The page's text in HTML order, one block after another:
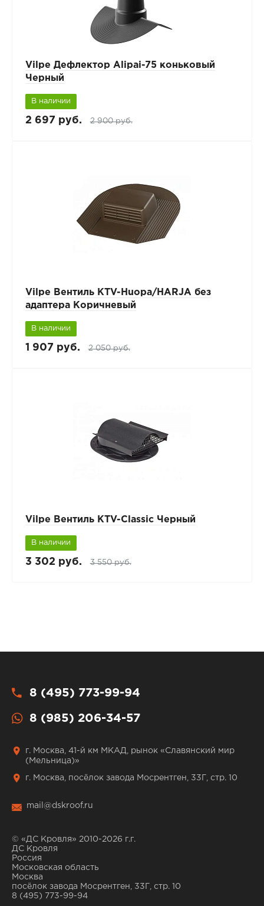
Vilpe Дефлектор Alipai-75 коньковый
Черный
В наличии
2 697 руб. 2 900 руб.
Vilpe Вентиль КТV-Huopa/HARJA без
адаптера Коричневый
В наличии
1 907 руб. 2 050 руб.
Vilpe Вентиль KTV-Classic Черный
В наличии
3 302 руб. 3 550 руб.
8 (495) 773-99-94
8 (985) 206-34-57
г. Москва, 41-й км МКАД, рынок «Славянский мир
(Мельница)»
г. Москва, посёлок завода Мосрентген, 33Г, стр. 10
mail@dskroof.ru
© «ДС Кровля» 2010-2026 г.г.
ДС Кровля
Россия
Московская область
Москва
посёлок завода Мосрентген, 33Г, стр. 10
8 (495) 773-99-94